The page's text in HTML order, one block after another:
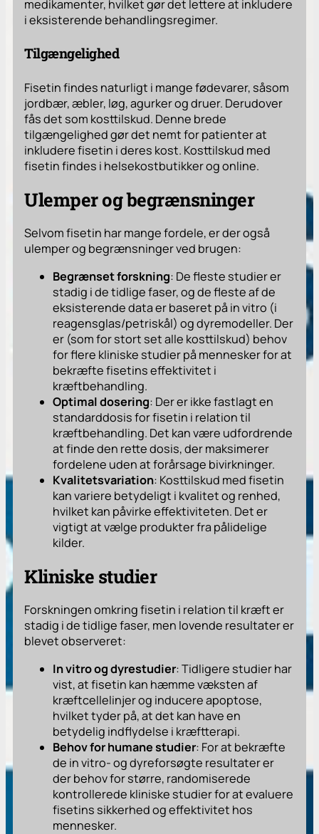
medikamenter, hvilket gør det lettere at inkludere
i eksisterende behandlingsregimer.
Tilgængelighed
Fisetin findes naturligt i mange fødevarer, såsom
jordbær, æbler, løg, agurker og druer. Derudover
fås det som kosttilskud. Denne brede
tilgængelighed gør det nemt for patienter at
inkludere fisetin i deres kost. Kosttilskud med
fisetin findes i helsekostbutikker og online.
Ulemper og begrænsninger
Selvom fisetin har mange fordele, er der også
ulemper og begrænsninger ved brugen:
Begrænset forskning: De fleste studier er
stadig i de tidlige faser, og de fleste af de
eksisterende data er baseret på in vitro (i
reagensglas/petriskål) og dyremodeller. Der
er (som for stort set alle kosttilskud) behov
for flere kliniske studier på mennesker for at
bekræfte fisetins effektivitet i
kræftbehandling.
Optimal dosering: Der er ikke fastlagt en
standarddosis for fisetin i relation til
kræftbehandling. Det kan være udfordrende
at finde den rette dosis, der maksimerer
fordelene uden at forårsage bivirkninger.
Kvalitetsvariation: Kosttilskud med fisetin
kan variere betydeligt i kvalitet og renhed,
hvilket kan påvirke effektiviteten. Det er
vigtigt at vælge produkter fra pålidelige
kilder.
Kliniske studier
Forskningen omkring fisetin i relation til kræft er
stadig i de tidlige faser, men lovende resultater er
blevet observeret:
In vitro og dyrestudier: Tidligere studier har
vist, at fisetin kan hæmme væksten af
kræftcellelinjer og inducere apoptose,
hvilket tyder på, at det kan have en
betydelig indflydelse i kræftterapi.
Behov for humane studier: For at bekræfte
de in vitro- og dyreforsøgte resultater er
der behov for større, randomiserede
kontrollerede kliniske studier for at evaluere
fisetins sikkerhed og effektivitet hos
mennesker.